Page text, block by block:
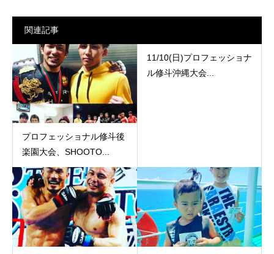
関連記事
プロフェッショナル修斗後
楽園大会、SHOOTO...
11/10(日)プロフェッショナ
ル修斗沖縄大会...